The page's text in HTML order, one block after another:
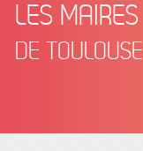
LES MAIRES
DE TOULOUSE